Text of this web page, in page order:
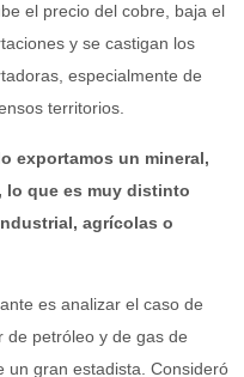
el precio del cobre, baja el
y se castigan los
especialmente de
territorios.
exportamos un mineral,
lo que es muy distinto
agrícolas o
es analizar el caso de
de petróleo y de gas de
un gran estadista. Consideró